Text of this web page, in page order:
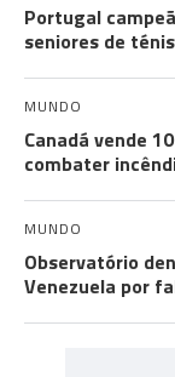
Portugal
seniores de ténis
MUNDO
Canadá vende
combater
MUNDO
Observatório
Venezuela por